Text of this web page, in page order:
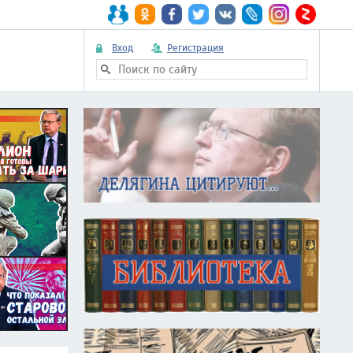
Вход Регистрация